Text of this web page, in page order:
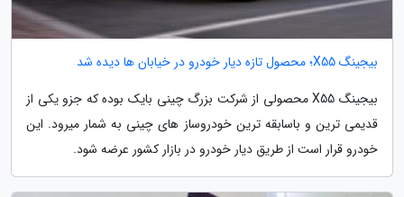
بیجینگ X55؛ محصول تازه دیار خودرو در خیابان ها دیده شد
بیجینگ X55 محصولی از شرکت بزرگ چینی بایک بوده که جزو یکی از
قدیمی ترین و باسابقه ترین خودروساز های چینی به شمار میرود. این
خودرو قرار است از طریق دیار خودرو در بازار کشور عرضه شود.